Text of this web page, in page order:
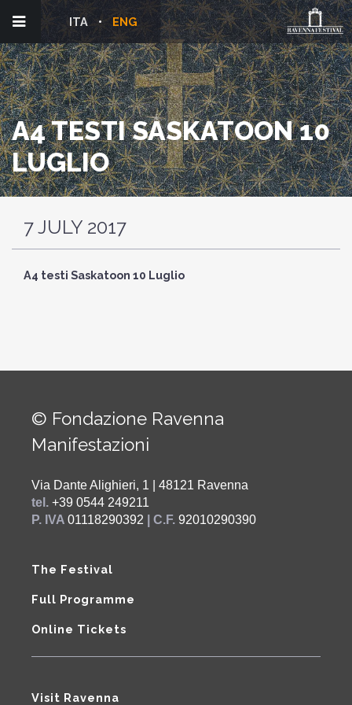
ENG
ITA
A4 TESTI SASKATOON 10
LUGLIO
7 JULY 2017
A4 testi Saskatoon 10 Luglio
© Fondazione Ravenna
Manifestazioni
Via Dante Alighieri, 1 | 48121 Ravenna
tel. +39 0544 249211
P. IVA 01118290392 | C.F. 92010290390
The Festival
Full Programme
Online Tickets
Visit Ravenna